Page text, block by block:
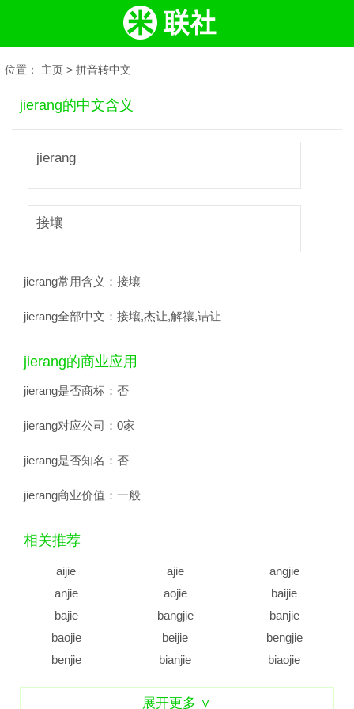
位置： 主页 > 拼音转中文
jierang的中文含义
jierang
接壤
jierang常用含义： 接壤
jierang全部中文： 接壤,杰让,解禳,诘让
jierang的商业应用
jierang是否商标： 否
jierang对应公司： 0家
jierang是否知名： 否
jierang商业价值： 一般
相关推荐
aijie ajie
angjie
anjie
aojie
baijie
bajie
bangjie
banjie
baojie
beijie
bengjie
benjie
bianjie
biaojie
bojie
展开更多 ∨